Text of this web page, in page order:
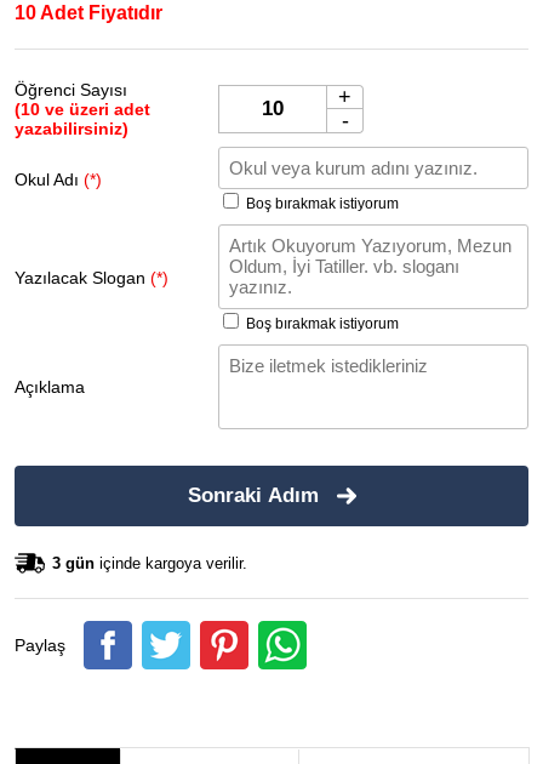
10 Adet Fiyatıdır
Öğrenci Sayısı
(10 ve üzeri adet
yazabilirsiniz)
+
-
Okul Adı (*)
Boş bırakmak istiyorum
Yazılacak Slogan (*)
Boş bırakmak istiyorum
Açıklama
Sonraki Adım
3 gün içinde kargoya verilir.
Paylaş